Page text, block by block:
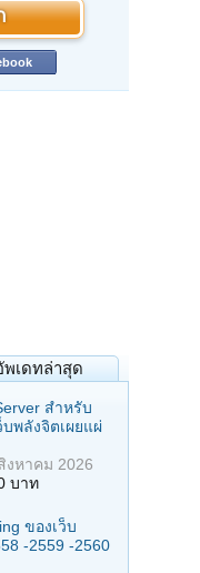
พเดทล่าสุด
สำหรับ
พลังจิตเผยแผ่
งหาคม 2026
บาท
ของเว็บ
-2559 -2560